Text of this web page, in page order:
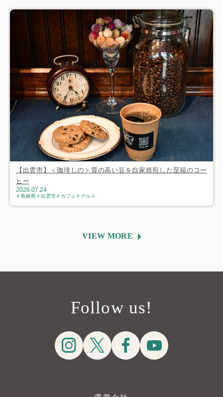
【出雲市】＜珈琲しの＞質の高い豆を自家焙煎した至福のコー
ヒー
2026.07.24
島根県 出雲市 カフェ グルメ
VIEW MORE
Follow us!